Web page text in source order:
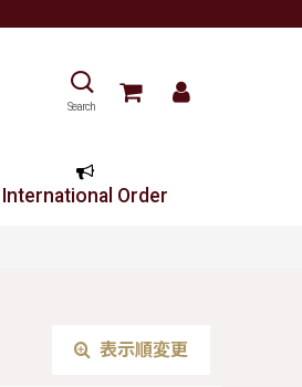
Search
International Order
表示順変更